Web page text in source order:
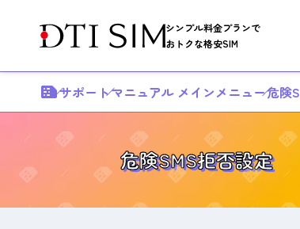
シンプル料金プランで
おトクな格安SIM
サポートマニュアル メインメニュー危険
危険SMS拒否設定